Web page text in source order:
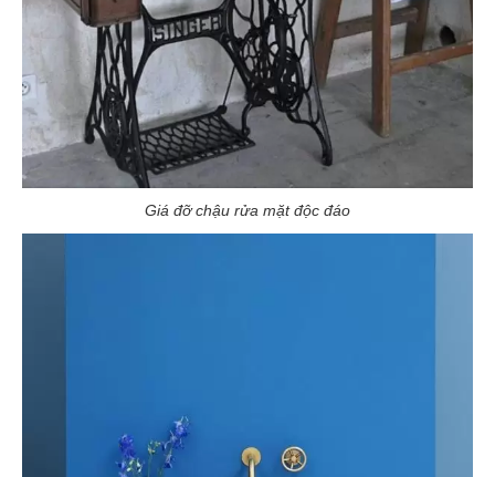
Giá đỡ chậu rửa mặt độc đáo